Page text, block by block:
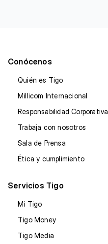
Conócenos
Quién es Tigo
Millicom Internacional
Responsabilidad Corporativa
Trabaja con nosotros
Sala de Prensa
Ética y cumplimiento
Servicios Tigo
Mi Tigo
Tigo Money
Tigo Media